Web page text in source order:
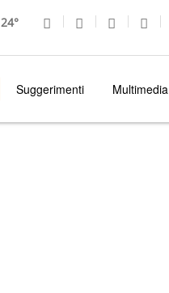
24°
Suggerimenti Multimedia